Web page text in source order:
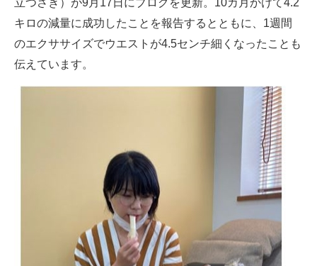
ITの今と未来を見通す
スマホと通信の最新トレンド
AI活用のいまが分かる
企業ITのトレンドを詳説
経営リーダーのコミュニティ
マーケ×ITの今がよく分かる
立つさき）が9月17日にブログを更新。10カ月かけて4.2
キロの減量に成功したことを報告するとともに、1週間
のエクササイズでウエストが4.5センチ細くなったことも
伝えています。